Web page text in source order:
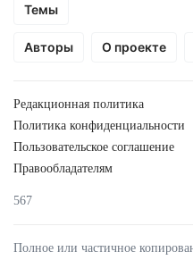
Темы
Авторы О проекте
Редакционная политика
Политика конфиденциальности
Пользовательское соглашение
Правообладателям
567
Полное или частичное